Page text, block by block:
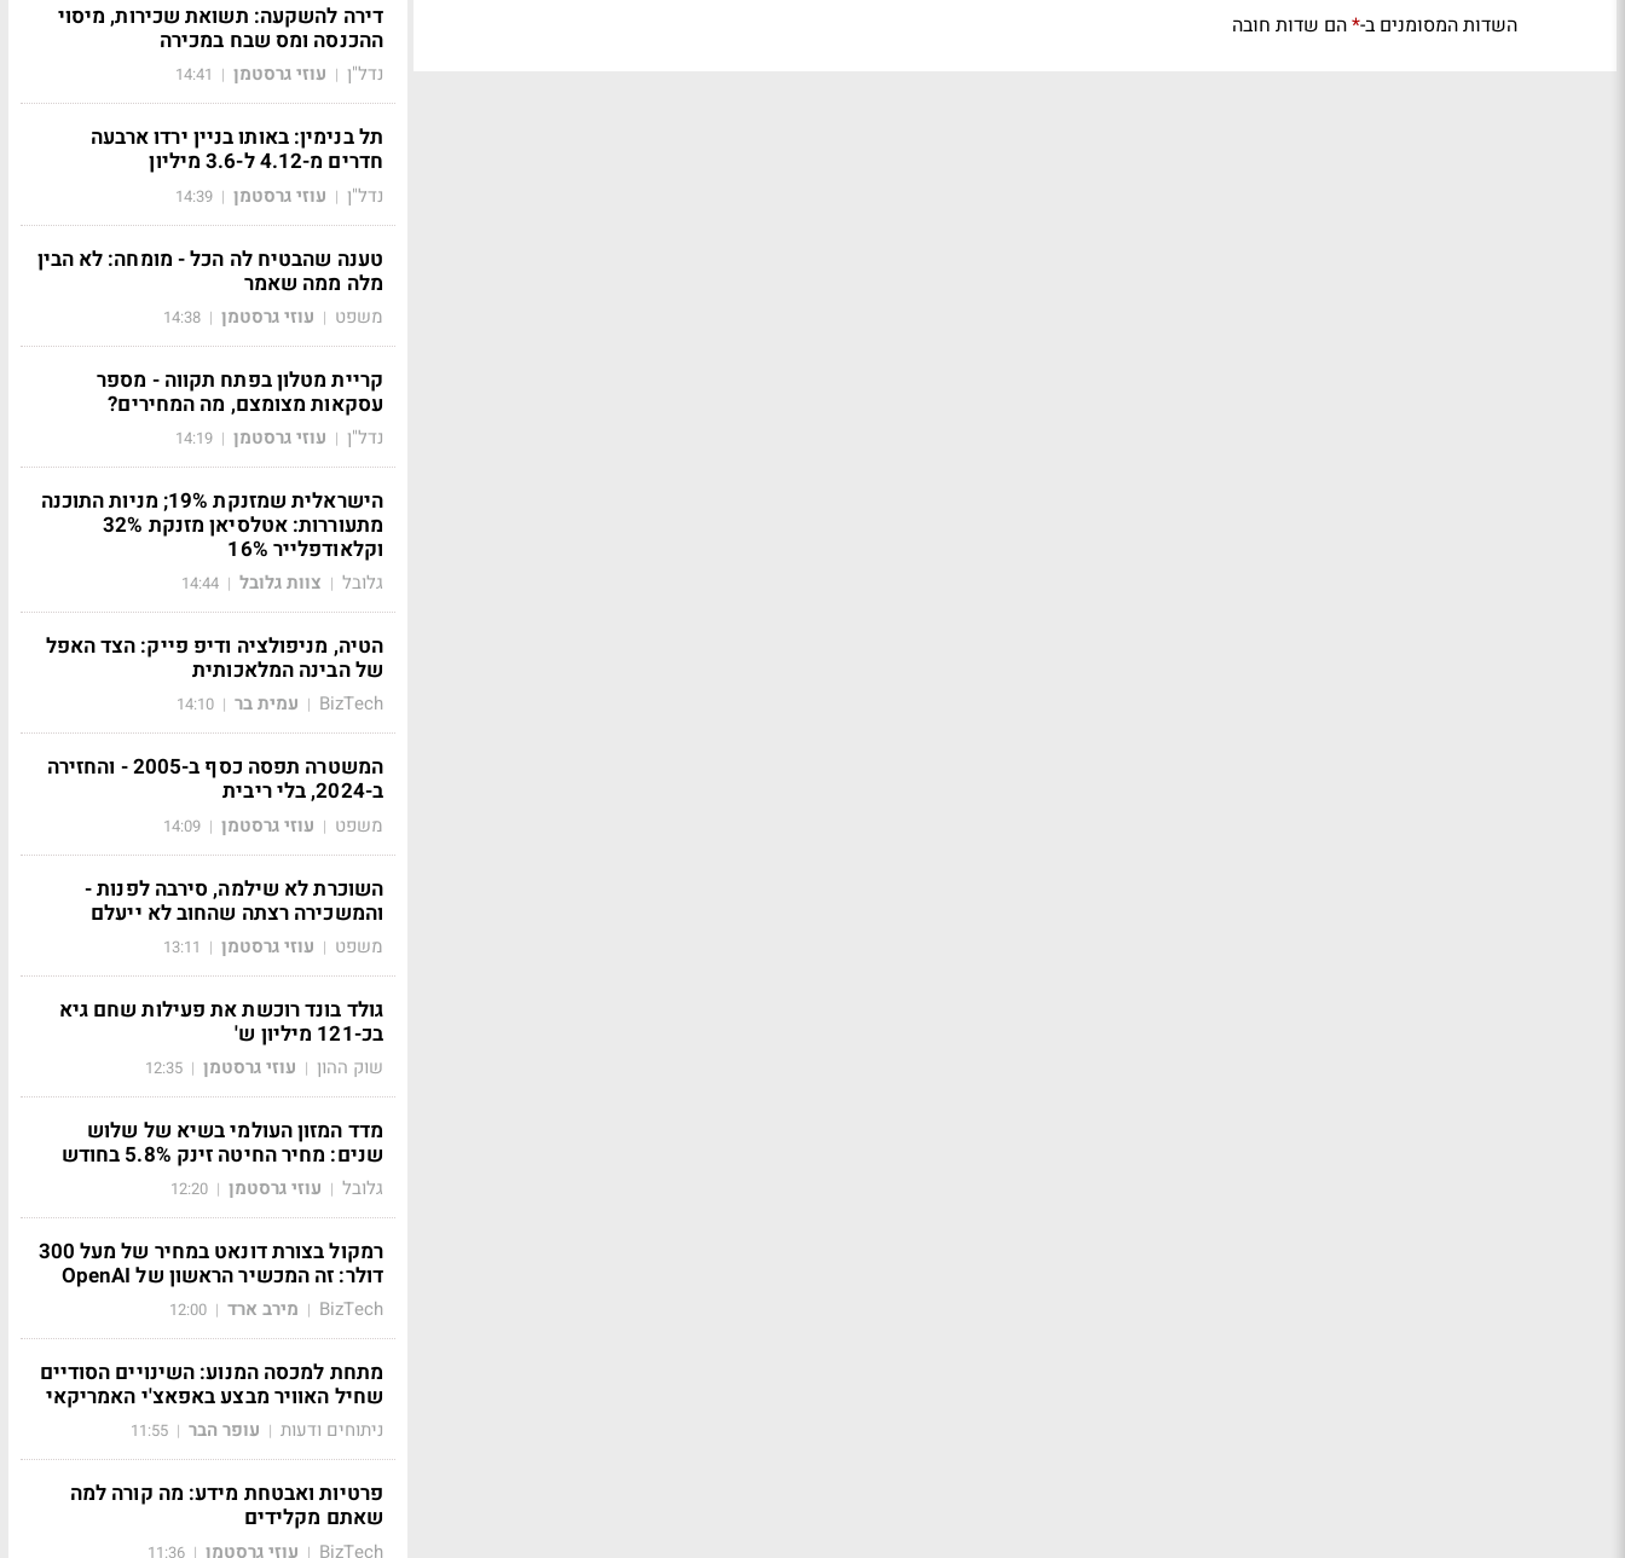
השדות המסומנים ב-*הם שדות חובה
דירה להשקעה: תשואת שכירות, מיסוי
ההכנסה ומס שבח במכירה
נדל"ן | עוזי גרסטמן |
14:41
תל בנימין: באותו בניין ירדו ארבעה
חדרים מ-4.12 ל-3.6 מיליון
נדל"ן | עוזי גרסטמן |
14:39
טענה שהבטיח לה הכל - מומחה: לא הבין
מלה ממה שאמר
משפט | עוזי גרסטמן |
14:38
קריית מטלון בפתח תקווה - מספר
עסקאות מצומצם, מה המחירים?
נדל"ן | עוזי גרסטמן |
14:19
הישראלית שמזנקת 19%; מניות התוכנה
מתעוררות: אטלסיאן מזנקת 32%
וקלאודפלייר 16%
גלובל | צוות גלובל |
14:44
הטיה, מניפולציה ודיפ פייק: הצד האפל
של הבינה המלאכותית
BizTech
| עמית בר |
14:10
המשטרה תפסה כסף ב-2005 - והחזירה
ב-2024, בלי ריבית
משפט | עוזי גרסטמן |
14:09
השוכרת לא שילמה, סירבה לפנות -
והמשכירה רצתה שהחוב לא ייעלם
משפט | עוזי גרסטמן |
13:11
גולד בונד רוכשת את פעילות שחם גיא
בכ-121 מיליון ש'
שוק ההון | עוזי גרסטמן |
12:35
מדד המזון העולמי בשיא של שלוש
שנים: מחיר החיטה זינק 5.8% בחודש
גלובל | עוזי גרסטמן |
12:20
רמקול בצורת דונאט במחיר של מעל 300
דולר: זה המכשיר הראשון של OpenAI
BizTech
| מירב ארד |
12:00
מתחת למכסה המנוע: השינויים הסודיים
שחיל האוויר מבצע באפאצ'י האמריקאי
ניתוחים ודעות | עופר הבר |
11:55
פרטיות ואבטחת מידע: מה קורה למה
שאתם מקלידים
BizTech
| עוזי גרסטמן |
11:36